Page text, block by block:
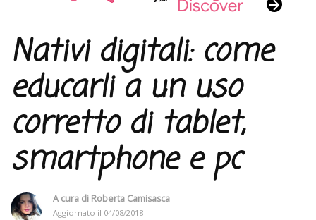
Nativi digitali: come
educarli a un uso
corretto di tablet,
smartphone e pc
A cura di Roberta Camisasca
Aggiornato il 04/08/2018